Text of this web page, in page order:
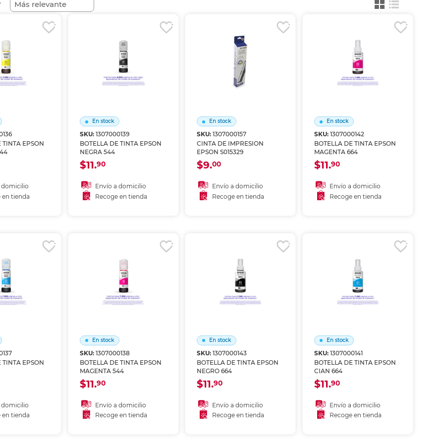
Ver más
carpeta
Ver más
TINTA EPSON
domicilio
en tienda
En stock
SKU: 1307000139
BOTELLA DE TINTA EPSON
NEGRA 544
$11.90
Envío a domicilio
Recoge en tienda
En stock
SKU: 1307000157
CINTA DE IMPRESION
EPSON S015329
$9.00
Envío a domicilio
Recoge en tienda
En stock
SKU: 1307000142
BOTELLA DE TINTA EPSON
MAGENTA 664
$11.90
Envío a domicilio
Recoge en tienda
TINTA EPSON
domicilio
en tienda
En stock
SKU: 1307000138
BOTELLA DE TINTA EPSON
MAGENTA 544
$11.90
Envío a domicilio
Recoge en tienda
En stock
SKU: 1307000143
BOTELLA DE TINTA EPSON
NEGRO 664
$11.90
Envío a domicilio
Recoge en tienda
En stock
SKU: 1307000141
BOTELLA DE TINTA EPSON
CIAN 664
$11.90
Envío a domicilio
Recoge en tienda